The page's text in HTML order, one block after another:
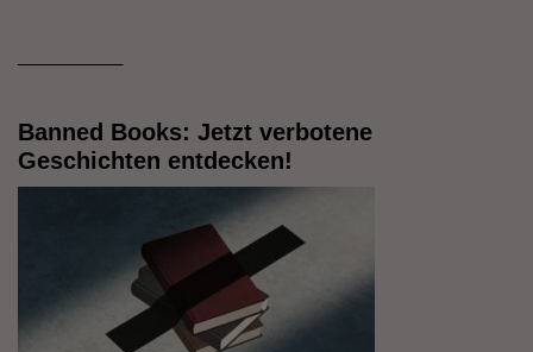
Banned Books: Jetzt verbotene
Geschichten entdecken!